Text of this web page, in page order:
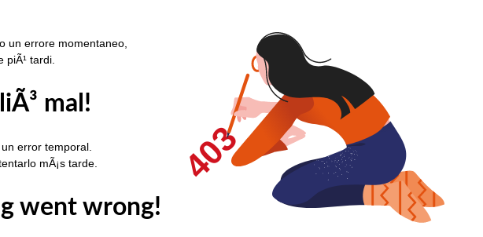
un errore momentaneo,
piÃ¹ tardi.
mal!
error temporal.
mÃ¡s tarde.
went wrong!
403